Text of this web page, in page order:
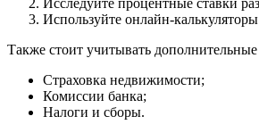
Используйте онлайн-
Также стоит учитывать
Страховка недвижимости;
Комиссии банка;
Налоги и сборы.